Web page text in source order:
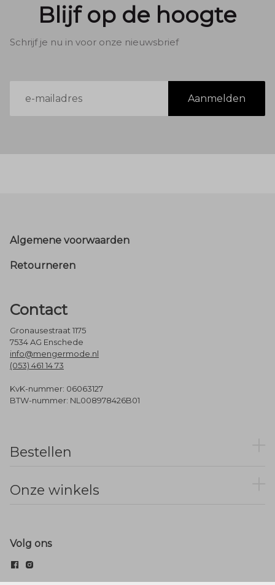
Blijf op de hoogte
Schrijf je nu in voor onze nieuwsbrief
mailadres
Aanmelden
Footer
Algemene voorwaarden
Retourneren
Contact
Gronausestraat 1175
7534 AG Enschede
info@mengermode.nl
(053) 461 14 73
KvK-nummer: 06063127
BTW-nummer: NL008978426B01
Bestellen
Onze winkels
Volg ons